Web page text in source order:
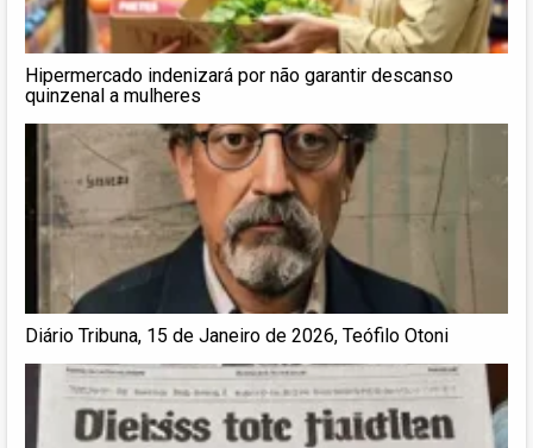
Hipermercado indenizará por não garantir descanso
quinzenal a mulheres
Diário Tribuna, 15 de Janeiro de 2026, Teófilo Otoni